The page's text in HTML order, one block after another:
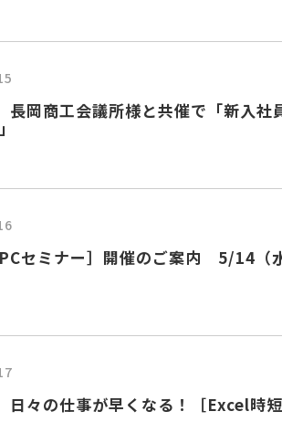
長岡商工会議所様と共催で「新入
セミナー］開催のご案内 5/14（水
日々の仕事が早くなる！［Excel時